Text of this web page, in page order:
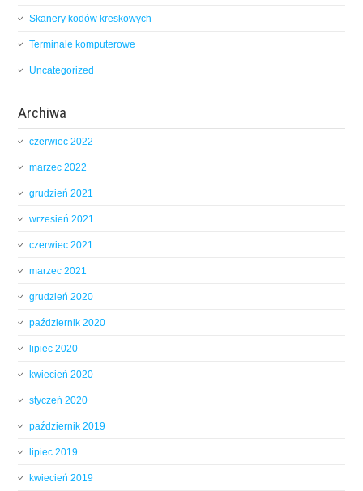
Skanery kodów kreskowych
Terminale komputerowe
Uncategorized
Archiwa
czerwiec 2022
marzec 2022
grudzień 2021
wrzesień 2021
czerwiec 2021
marzec 2021
grudzień 2020
październik 2020
lipiec 2020
kwiecień 2020
styczeń 2020
październik 2019
lipiec 2019
kwiecień 2019